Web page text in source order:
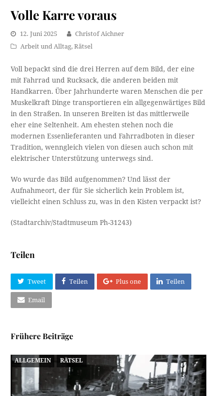
Volle Karre voraus
12. Juni 2025
Christof Aichner
Arbeit und Alltag,Rätsel
Voll bepackt sind die drei Herren auf dem Bild, der eine
mit Fahrrad und Rucksack, die anderen beiden mit
Handkarren. Über Jahrhunderte waren Menschen die per
Muskelkraft Dinge transportieren ein allgegenwärtiges Bild
in den Straßen. In unseren Breiten ist das mittlerweile
eher eine Seltenheit. Am ehesten stehen noch die
modernen Essenlieferanten und Fahrradboten in dieser
Tradition, wenngleich vielen von diesen auch schon mit
elektrischer Unterstützung unterwegs sind.
Wo wurde das Bild aufgenommen? Und lässt der
Aufnahmeort, der für Sie sicherlich kein Problem ist,
vielleicht einen Schluss zu, was in den Kisten verpackt ist?
(Stadtarchiv/Stadtmuseum Ph-31243)
Teilen
Tweet Teilen Plus one Teilen
Email
Frühere Beiträge
ALLGEMEIN RÄTSEL